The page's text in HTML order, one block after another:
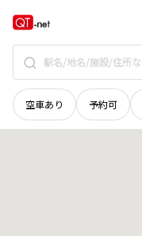
空車あり 予約可
新潟県